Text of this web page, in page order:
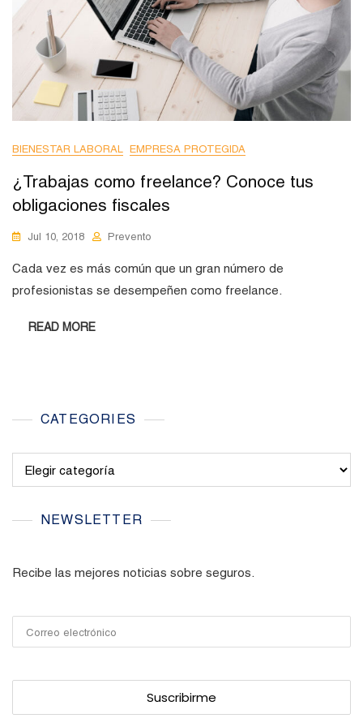
BIENESTAR LABORAL EMPRESA PROTEGIDA
¿Trabajas como freelance? Conoce tus
obligaciones fiscales
Jul 10, 2018 Prevento
Cada vez es más común que un gran número de
profesionistas se desempeñen como freelance.
READ MORE
CATEGORIES
NEWSLETTER
Recibe las mejores noticias sobre seguros.